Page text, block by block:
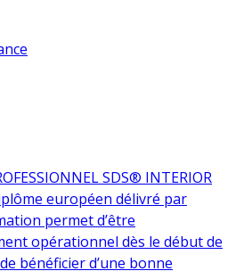
SDS® INTERIOR
européen délivré par
permet d’être
opérationnel dès le début de
bénéficier d’une bonne